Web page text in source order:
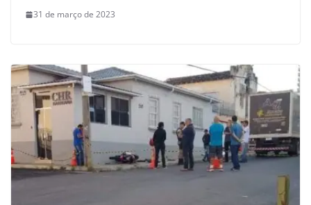
31 de março de 2023